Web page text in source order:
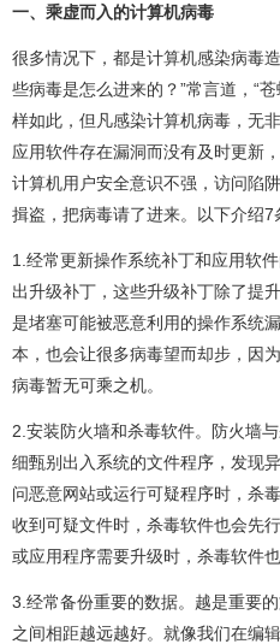
一、乘虚而入的计算机病毒
很多情况下，都是计算机感染病毒
些病毒是怎么进来的？”常言道，“
样如此，但凡感染计算机病毒，无
应用软件存在漏洞而没有及时更新
计算机用户安全意识不强，访问陷
揖盗，把病毒请了进来。以下介绍7
1.经常更新操作系统补丁和应用软
出升级补丁，这些升级补丁除了提
是堵塞可能被恶意利用的操作系统
本，也会让很多病毒望而却步，因
病毒暂无可乘之机。
2.安装防火墙和杀毒软件。防火墙
细甄别出入系统的文件程序，发现
问恶意网站或运行可疑程序时，杀
收到可疑文件时，杀毒软件也会先
或应用程序需要升级时，杀毒软件也
3.经常备份重要的数据。越是重要
之间相距越远越好。就像我们在编